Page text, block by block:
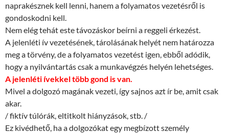
naprakésznek kell lenni, hanem a folyamatos vezetésről is
gondoskodni kell.
Nem elég tehát este távozáskor beírni a reggeli érkezést.
A jelenléti ív vezetésének, tárolásának helyét nem határozza
meg a törvény, de a folyamatos vezetést igen, ebből adódik,
hogy a nyilvántartás csak a munkavégzés helyén lehetséges.
A jelenléti ívekkel több gond is van.
Mivel a dolgozó magának vezeti, így sajnos azt ír be, amit csak
akar.
/ fiktív túlórák, eltitkolt hiányzások, stb. /
Ez kivédhető, ha a dolgozókat egy megbízott személy